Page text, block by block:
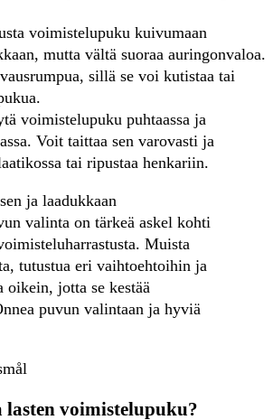
voimistelupuku kuivumaan
mutta vältä suoraa auringonvaloa.
sillä se voi kutistaa tai
voimistelupuku puhtaassa ja
Voit taittaa sen varovasti ja
tai ripustaa henkariin.
ja laadukkaan
valinta on tärkeä askel kohti
Muista
tutustua eri vaihtoehtoihin ja
oikein, jotta se kestää
puvun valintaan ja hyviä
voimistelupuku?